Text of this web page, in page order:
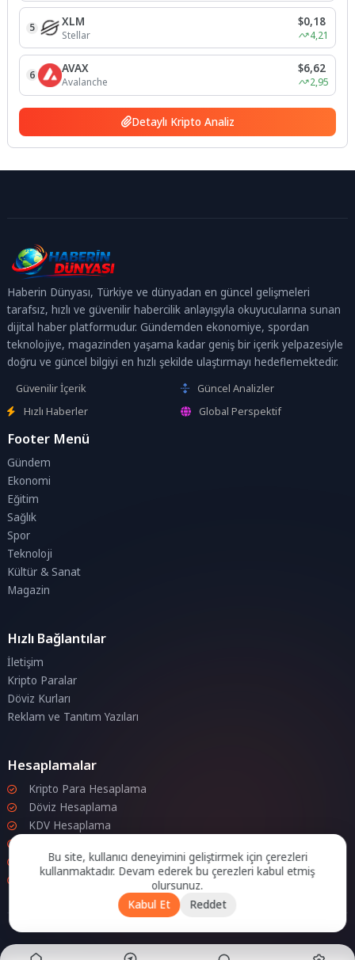
5 XLM
Stellar
$0,18
4,21
6 AVAX
Avalanche
$6,62
2,95
Detaylı Kripto Analiz
Haberin Dünyası, Türkiye ve dünyadan en güncel gelişmeleri
tarafsız, hızlı ve güvenilir habercilik anlayışıyla okuyucularına sunan
dijital haber platformudur. Gündemden ekonomiye, spordan
teknolojiye, magazinden yaşama kadar geniş bir içerik yelpazesiyle
doğru ve güncel bilgiyi en hızlı şekilde ulaştırmayı hedeflemektedir.
Güvenilir İçerik
Güncel Analizler
Hızlı Haberler
Global Perspektif
Footer Menü
Gündem
Ekonomi
Eğitim
Sağlık
Spor
Teknoloji
Kültür & Sanat
Magazin
Hızlı Bağlantılar
İletişim
Kripto Paralar
Döviz Kurları
Reklam ve Tanıtım Yazıları
Hesaplamalar
Kripto Para Hesaplama
Döviz Hesaplama
KDV Hesaplama
Zam Hesaplama
Bileşik Hesaplama
Bu site, kullanıcı deneyimini geliştirmek için çerezleri
kullanmaktadır. Devam ederek bu çerezleri kabul etmiş
olursunuz.
Kabul Et
Reddet